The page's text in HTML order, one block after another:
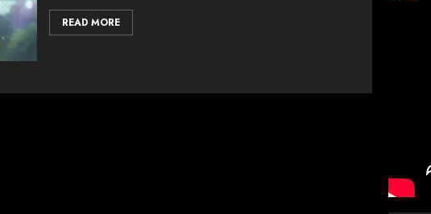
READ MORE